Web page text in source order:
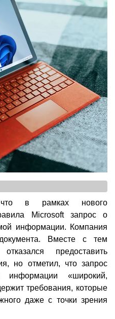
что в рамках нового
Microsoft запрос о
информации. Компания
Вместе с тем
предоставить
но отметил, что запрос
информации «широкий,
требования, которые
даже с точки зрения